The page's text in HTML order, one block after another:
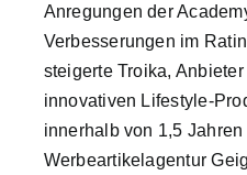
Anregungen der
Verbesserungen im
steigerte Troika,
innovativen Lifestyle-
innerhalb von 1,5
Werbeartikelagentur